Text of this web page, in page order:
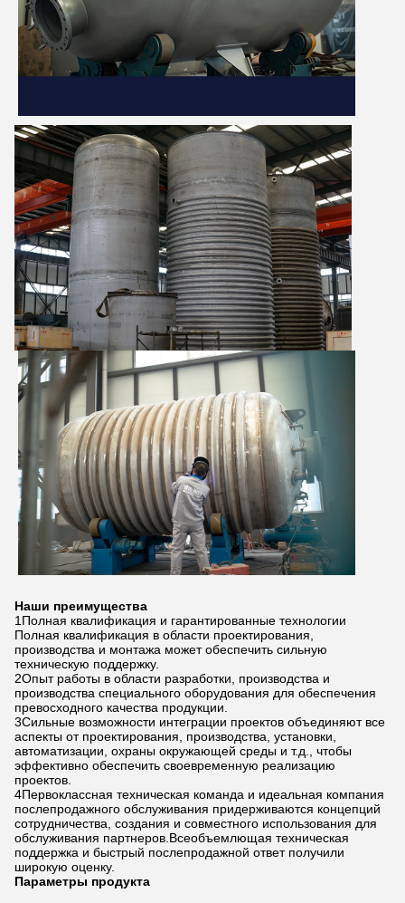
Наши преимущества
1Полная квалификация и гарантированные технологии
Полная квалификация в области проектирования,
производства и монтажа может обеспечить сильную
техническую поддержку.
2Опыт работы в области разработки, производства и
производства специального оборудования для обеспечения
превосходного качества продукции.
3Сильные возможности интеграции проектов объединяют все
аспекты от проектирования, производства, установки,
автоматизации, охраны окружающей среды и т.д., чтобы
эффективно обеспечить своевременную реализацию
проектов.
4Первоклассная техническая команда и идеальная компания
послепродажного обслуживания придерживаются концепций
сотрудничества, создания и совместного использования для
обслуживания партнеров.Всеобъемлющая техническая
поддержка и быстрый послепродажной ответ получили
широкую оценку.
Параметры продукта